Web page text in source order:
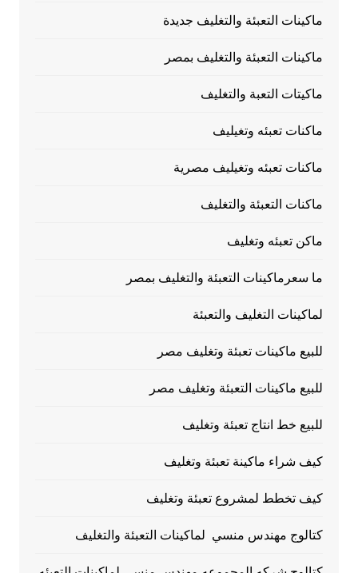
ماكينات التعبئة والتغليف جديدة
ماكينات التعبئة والتغليف بمصر
ماكيتات التعبة والتغليف
ماكنات تعبئه وتغيليف
ماكنات تعبئه وتغيليف مصرية
ماكنات التعبئة والتغليف
ماكن تعبئه وتغليف
ما سعرماكينات التعبئة والتغليف بمصر
لماكينات التغليف والتعبئة
للبيع ماكينات تعبئة وتغليف مصر
للبيع ماكينات التعبئة وتغليف مصر
للبيع خط انتاج تعبئة وتغليف
كيف شراء ماكينة تعبئة وتغليف
كيف تخطط لمشروع تعبئة وتغليف
كتالوج مهندس منسي لماكينات التعبئة والتغليف